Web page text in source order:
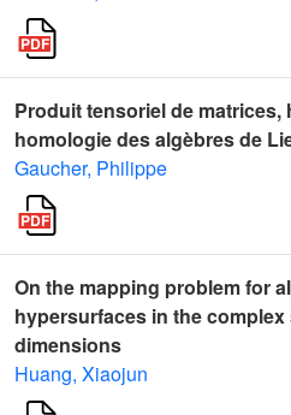
Produit tensoriel de
homologie des algèbres de
Gaucher, Philippe
On the mapping problem for
hypersurfaces in the
dimensions
Huang, Xiaojun